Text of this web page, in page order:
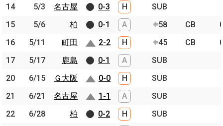
14
5/3 名古屋 0-3 H
SUB
15
5/6 柏 0-1 A 58 CB
16
5/11 町田 2-2 H 45 CB
17
5/17 鹿島 0-1 A
SUB
20
6/15 Ｇ大阪 0-0 H
SUB
21
6/21 名古屋 1-1 A
SUB
22
6/28 柏 0-2 H
SUB
14
5/3
名古屋
15
5/6
柏
16
5/11
町田
17
5/17
鹿島
20
6/15
Ｇ大阪
21
6/21
名古屋
22
6/28
柏